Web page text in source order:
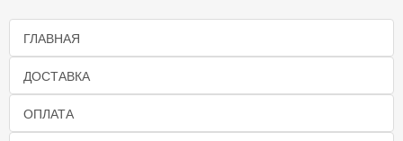
ГЛАВНАЯ
ДОСТАВКА
ОПЛАТА